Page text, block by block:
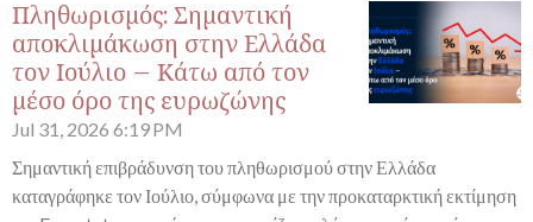
Πληθωρισμός: Σημαντική
αποκλιμάκωση στην Ελλάδα
τον Ιούλιο – Κάτω από τον
μέσο όρο της ευρωζώνης
Jul 31, 2026 6:19 PM
Σημαντική επιβράδυνση του πληθωρισμού στην Ελλάδα
καταγράφηκε τον Ιούλιο, σύμφωνα με την προκαταρκτική εκτίμηση